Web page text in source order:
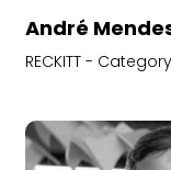
André
RECKITT -